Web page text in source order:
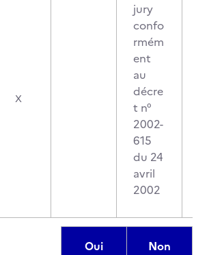
X
jury
confo
rmém
ent
au
décre
t n°
2002-
615
du 24
avril
2002
Oui Non